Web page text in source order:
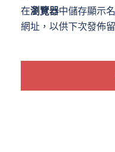
在瀏覽器中儲存顯示
網址，以供下次發佈